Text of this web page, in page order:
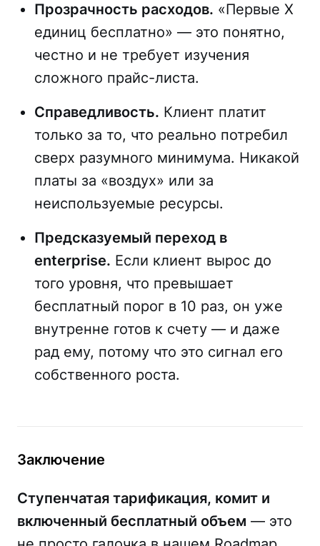
Прозрачность расходов. «Первые X
единиц бесплатно» — это понятно,
честно и не требует изучения
сложного прайс-листа.
Справедливость. Клиент платит
только за то, что реально потребил
сверх разумного минимума. Никакой
платы за «воздух» или за
неиспользуемые ресурсы.
Предсказуемый переход в
enterprise. Если клиент вырос до
того уровня, что превышает
бесплатный порог в 10 раз, он уже
внутренне готов к счету — и даже
рад ему, потому что это сигнал его
собственного роста.
Заключение
Ступенчатая тарификация, комит и
включенный бесплатный объем — это